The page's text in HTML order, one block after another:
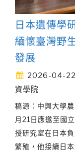
日本遺傳學
緬懷臺灣野
發展
2026-04-22
資學院
稿源：中興大學
月21日應邀至國
授研究室在日本
繁殖，他接續日